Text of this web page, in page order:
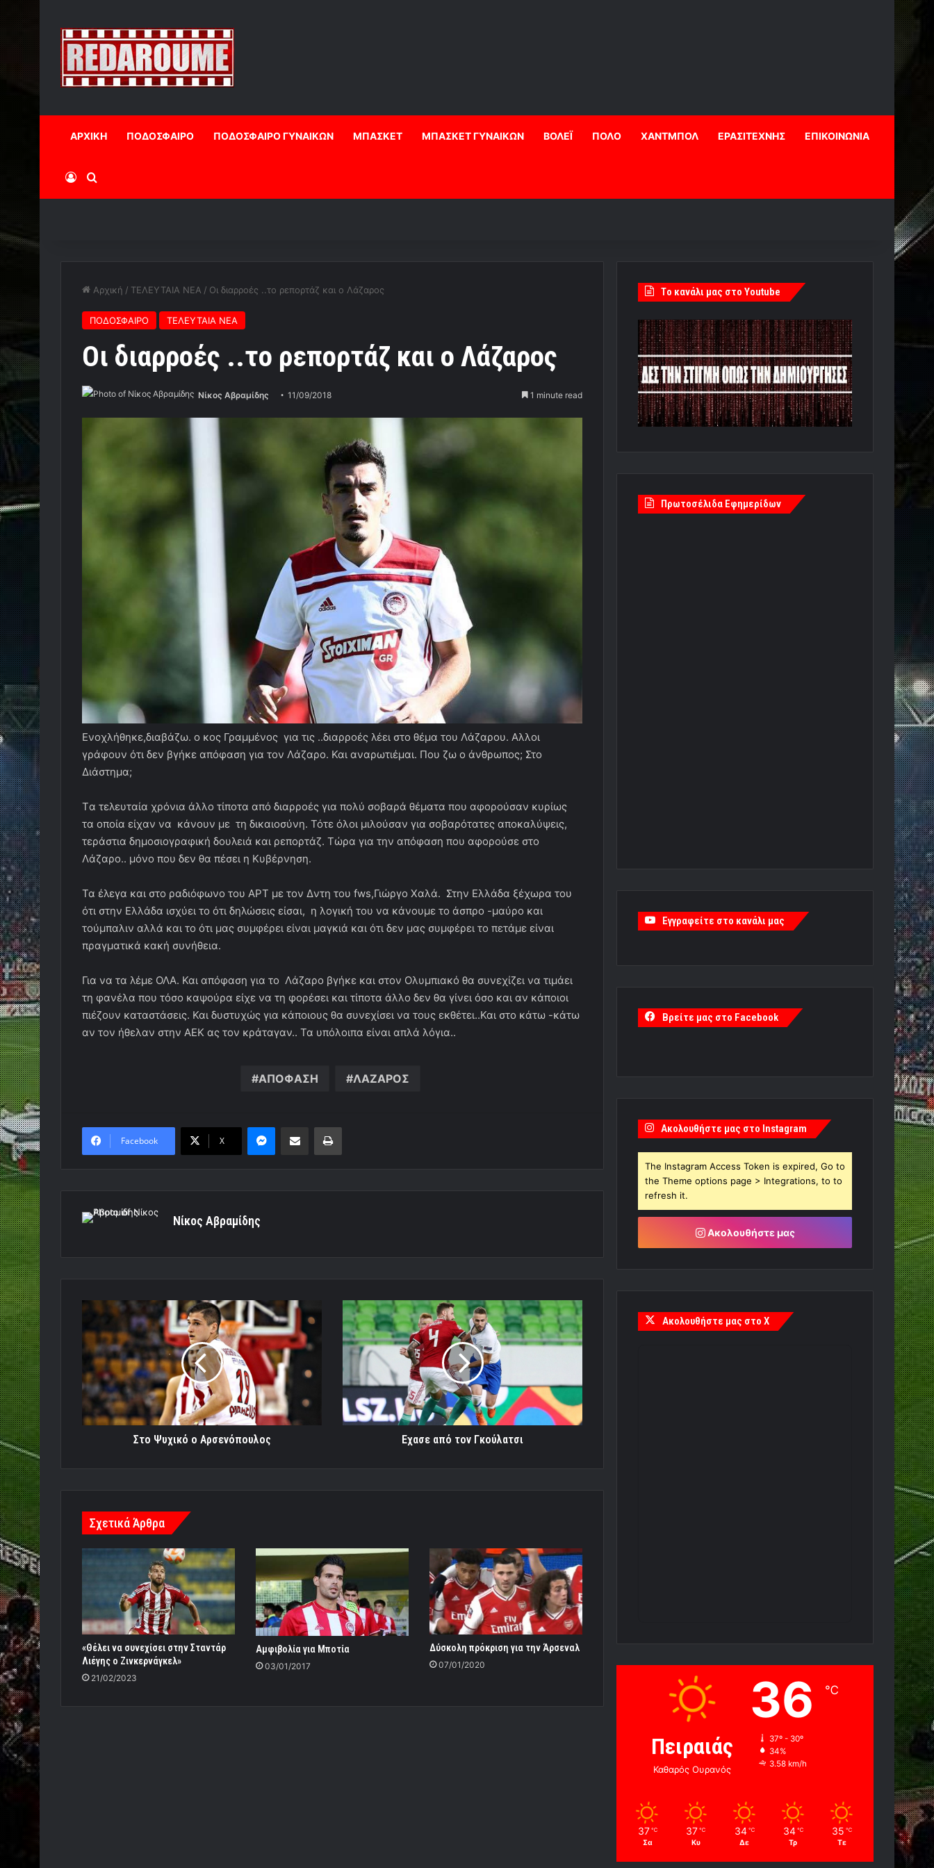
ΑΡΧΙΚΗ ΠΟΔΟΣΦΑΙΡΟ ΠΟΔΟΣΦΑΙΡΟ ΓΥΝΑΙΚΩΝ ΜΠΑΣΚΕΤ ΜΠΑΣΚΕΤ ΓΥΝΑΙΚΩΝ ΒΟΛΕΪ ΠΟΛΟ ΧΑΝΤΜΠΟΛ ΕΡΑΣΙΤΕΧΝΗΣ ΕΠΙΚΟΙΝΩΝΙΑ
Log InΑναζήτηση
Αρχική / ΤΕΛΕΥΤΑΙΑ ΝΕΑ / Οι διαρροές ..το ρεπορτάζ και ο Λάζαρος
ΠΟΔΟΣΦΑΙΡΟ ΤΕΛΕΥΤΑΙΑ ΝΕΑ
Οι διαρροές ..το ρεπορτάζ και ο Λάζαρος
Νίκος Αβραμίδης 11/09/2018 1 minute read
Ενοχλήθηκε,διαβάζω. ο κος Γραμμένος για τις ..διαρροές λέει στο θέμα του Λάζαρου. Αλλοι
γράφουν ότι δεν βγήκε απόφαση για τον Λάζαρο. Και αναρωτιέμαι. Που ζω ο άνθρωπος; Στο
Διάστημα;
Tα τελευταία χρόνια άλλο τίποτα από διαρροές για πολύ σοβαρά θέματα που αφορούσαν κυρίως
τα οποία είχαν να κάνουν με τη δικαιοσύνη. Τότε όλοι μιλούσαν για σοβαρότατες αποκαλύψεις,
τεράστια δημοσιογραφική δουλειά και ρεπορτάζ. Τώρα για την απόφαση που αφορούσε στο
Λάζαρο.. μόνο που δεν θα πέσει η Κυβέρνηση.
Τα έλεγα και στο ραδιόφωνο του ΑΡΤ με τον Δντη του fws,Γιώργο Χαλά. Στην Ελλάδα ξέχωρα του
ότι στην Ελλάδα ισχύει το ότι δηλώσεις είσαι, η λογική του να κάνουμε το άσπρο -μαύρο και
τούμπαλιν αλλά και το ότι μας συμφέρει είναι μαγκιά και ότι δεν μας συμφέρει το πετάμε είναι
πραγματικά κακή συνήθεια.
Για να τα λέμε ΟΛΑ. Και απόφαση για το Λάζαρο βγήκε και στον Ολυμπιακό θα συνεχίζει να τιμάει
τη φανέλα που τόσο καψούρα είχε να τη φορέσει και τίποτα άλλο δεν θα γίνει όσο και αν κάποιοι
πιέζουν καταστάσεις. Και δυστυχώς για κάποιους θα συνεχίσει να τους εκθέτει..Και στο κάτω -κάτω
αν τον ήθελαν στην ΑΕΚ ας τον κράταγαν.. Τα υπόλοιπα είναι απλά λόγια..
ΑΠΟΦΑΣΗ ΛΑΖΑΡΟΣ
Facebook X
MessengerΚοινοποίηση μέσω ηλεκτρονικού ταχυδρομείουΕκτύπωση
Νίκος Αβραμίδης
Στο
ο
Αρσενόπουλος
Στο Ψυχικό ο Αρσενόπουλος
Εχασε
από
τον
Γκούλατσι
Εχασε από τον Γκούλατσι
Σχετικά Άρθρα
«Θέλει να συνεχίσει στην Σταντάρ
Λιέγης ο Ζινκερνάγκελ»
21/02/2023
Αμφιβολία για Μποτία
03/01/2017
Δύσκολη πρόκριση για την Άρσεναλ
07/01/2020
Tο κανάλι μας στο Youtube
Πρωτοσέλιδα Εφημερίδων
Εγγραφείτε στο κανάλι μας
Βρείτε μας στο Facebook
Ακολουθήστε μας στο Instagram
The Instagram Access Token is expired, Go to
the Theme options page > Integrations, to to
refresh it.
Ακολουθήστε μας
Ακολουθήστε μας στο X
Πειραιάς
Καθαρός Ουρανός
36 ℃
37º - 30º
34%
3.58 km/h
37 ℃
Σα
37 ℃
Κυ
34 ℃
Δε
34 ℃
Τρ
35 ℃
Τε